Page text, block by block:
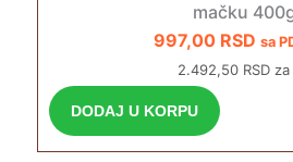
mačku
997,00 RSD sa
2.492,50 RSD za
DODAJ U KORPU